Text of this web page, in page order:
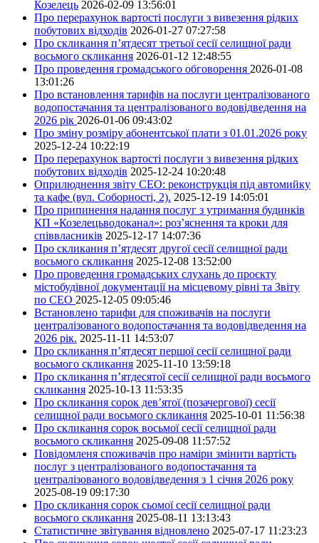
Козелець 2026-02-09 13:56:01
Про перерахунок вартості послуги з вивезення рідких
побутових відходів 2026-01-27 07:27:58
Про скликання п’ятдесят третьої сесії селищної ради
восьмого скликання 2026-01-12 12:48:55
Про проведення громадського обговорення 2026-01-08
13:01:26
Про встановлення тарифів на послуги централізованого
водопостачання та централізованого водовідведення на
2026 рік 2026-01-06 09:43:02
Про зміну розміру абонентської плати з 01.01.2026 року
2025-12-24 10:22:19
Про перерахунок вартості послуги з вивезення рідких
побутових відходів 2025-12-24 10:20:48
Оприлюднення звіту СЕО: реконструкція під автомийку
та кафе (вул. Соборності, 2). 2025-12-19 14:05:01
Про припинення надання послуг з утримання будинків
КП «Козелецьводоканал»: роз’яснення та кроки для
співвласників 2025-12-17 14:07:36
Про скликання п’ятдесят другої сесії селищної ради
восьмого скликання 2025-12-08 13:52:00
Про проведення громадських слухань до проєкту
містобудівної документації на місцевому рівні та Звіту
по СЕО 2025-12-05 09:05:46
Встановлено тарифи для споживачів на послуги
централізованого водопостачання та водовідведення на
2026 рік. 2025-11-11 14:53:07
Про скликання п’ятдесят першої сесії селищної ради
восьмого скликання 2025-11-10 13:59:18
Про скликання п’ятдесятої сесії селищної ради восьмого
скликання 2025-10-13 11:53:35
Про скликання сорок дев’ятої (позачергової) сесії
селищної ради восьмого скликання 2025-10-01 11:56:38
Про скликання сорок восьмої сесії селищної ради
восьмого скликання 2025-09-08 11:57:52
Повідомленя споживачів про наміри змінити вартість
послуг з централізованого водопостачання та
централізованого водовідведення з 1 січня 2026 року
2025-08-19 09:17:30
Про скликання сорок сьомої сесії селищної ради
восьмого скликання 2025-08-11 13:13:43
Статистичне звітування відновлено 2025-07-17 11:23:23